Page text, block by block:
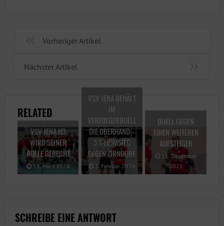
Vorheriger Artikel
Nächster Artikel
RELATED
VSV JENA H3
WIRD SEINER
ROLLE GERECHT
18. März 2026
VSV JENA BEHÄLT
IM
VERFOLGERDUELL
DIE OBERHAND –
3:1-HEIMSIEG
GEGEN ZIRNDORF
3. Februar 2026
DUELL GEGEN
EINEN WEITEREN
AUFSTEIGER
11. Dezember
2025
SCHREIBE EINE ANTWORT